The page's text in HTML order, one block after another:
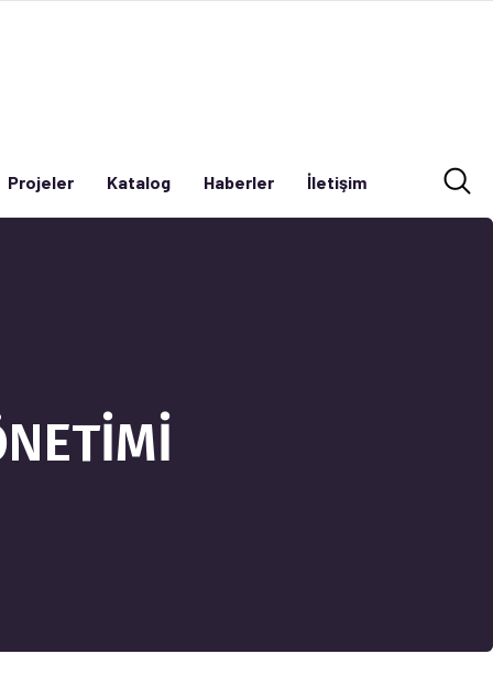
Projeler Katalog Haberler İletişim